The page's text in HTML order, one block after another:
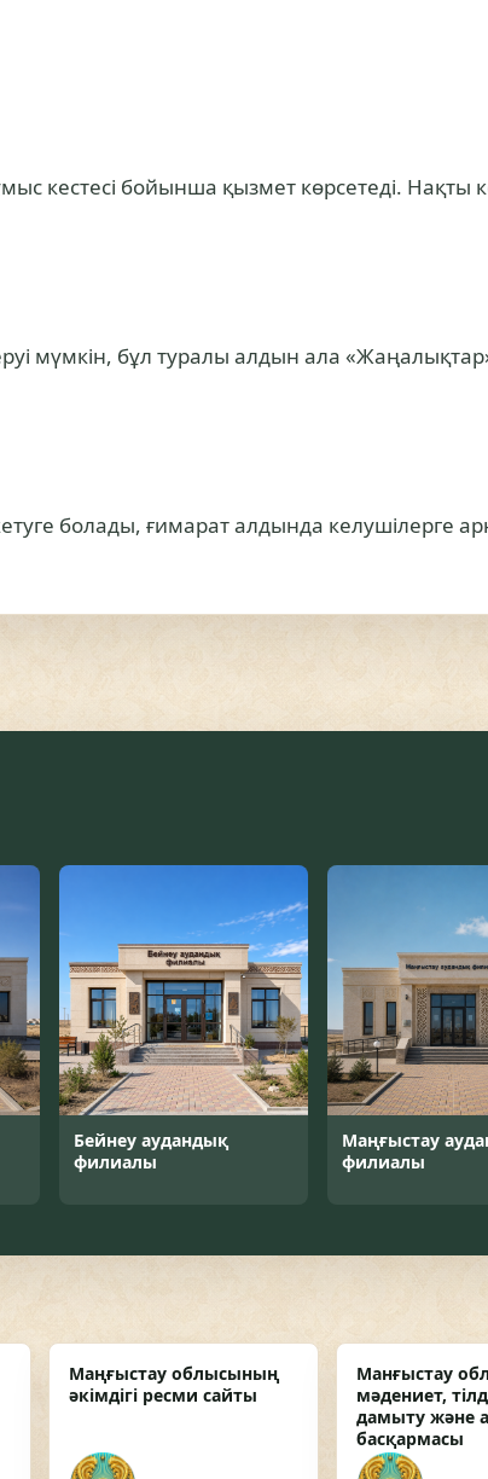
кестесі бойынша қызмет көрсетеді. Нақты
мүмкін, бұл туралы алдын ала
болады, ғимарат алдында келушілерге
Бейнеу аудандық
филиалы
Маңғыстау
филиалы
Маңғыстау облысының
әкімдігі ресми сайты
Манғыстау
мәдениет,
дамыту және
басқармасы